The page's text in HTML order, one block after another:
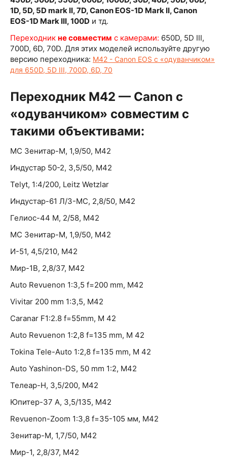
1D, 5D, 5D mark II, 7D, Canon EOS-1D Mark II, Canon
EOS-1D Mark III, 100D и тд.
Переходник не совместим с камерами: 650D, 5D III,
700D, 6D, 70D. Для этих моделей используйте другую
версию переходника: M42 - Canon EOS с «одуванчиком»
для 650D, 5D III, 700D, 6D, 70
Переходник M42 — Canon с
«одуванчиком» совместим с
такими объективами:
МС Зенитар-М, 1,9/50, М42
Индустар 50-2, 3,5/50, М42
Telyt, 1:4/200, Leitz Wetzlar
Индустар-61 Л/З-МС, 2,8/50, М42
Гелиос-44 М, 2/58, М42
МС Зенитар-М, 1,9/50, М42
И-51, 4,5/210, М42
Мир-1В, 2,8/37, М42
Auto Revuenon 1:3,5 f=200 mm, М42
Vivitar 200 mm 1:3,5, М42
Caranar F1:2.8 f=55mm, M 42
Auto Revuenon 1:2,8 f=135 mm, M 42
Tokina Tele-Auto 1:2,8 f=135 mm, M 42
Auto Yashinon-DS, 50 mm 1:2, М42
Телеар-Н, 3,5/200, М42
Юпитер-37 А, 3,5/135, М42
Revuenon-Zoom 1:3,8 f=35-105 мм, М42
Зенитар-М, 1,7/50, М42
Мир-1, 2,8/37, М42